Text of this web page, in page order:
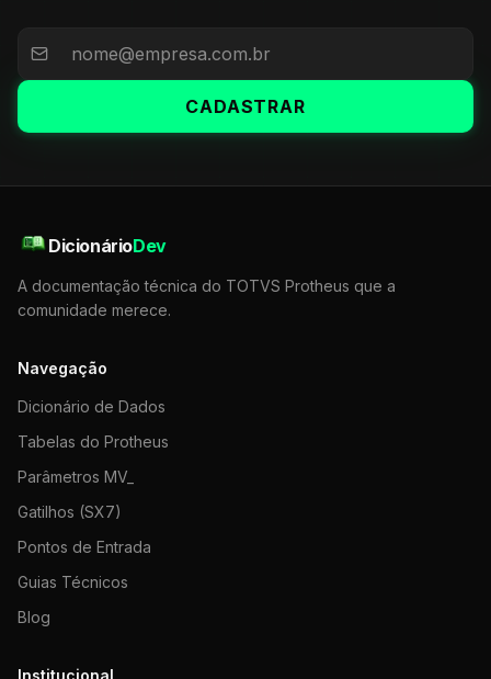
CADASTRAR
DicionárioDev
A documentação técnica do TOTVS Protheus que a
comunidade merece.
Navegação
Dicionário de Dados
Tabelas do Protheus
Parâmetros MV_
Gatilhos (SX7)
Pontos de Entrada
Guias Técnicos
Blog
Institucional